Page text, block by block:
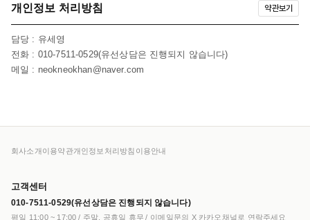
개인정보 처리방침 약관보기
담당 : 유세영
전화 : 010-7511-0529(유선상담은 진행되지 않습니다)
메일 : neokneokhan@naver.com
회사소개이용약관개인정보처리방침 이용안내
고객센터
010-7511-0529(유선상담은 진행되지 않습니다)
평일 11:00 ~ 17:00 주말, 공휴일 휴무 이메일문의 X 카카오채널로 연락주세요